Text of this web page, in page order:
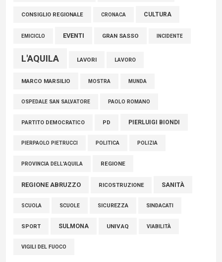
06 Agosto 2026
CONSIGLIO REGIONALE CRONACA CULTURA
EMICICLO EVENTI GRAN SASSO INCIDENTE
L'AQUILA LAVORI LAVORO
MARCO MARSILIO MOSTRA MUNDA
OSPEDALE SAN SALVATORE PAOLO ROMANO
PARTITO DEMOCRATICO PD PIERLUIGI BIONDI
PIERPAOLO PIETRUCCI POLITICA POLIZIA
PROVINCIA DELL'AQUILA REGIONE
REGIONE ABRUZZO RICOSTRUZIONE SANITÀ
SCUOLA SCUOLE SICUREZZA SINDACATI
SPORT SULMONA UNIVAQ VIABILITÀ
VIGILI DEL FUOCO